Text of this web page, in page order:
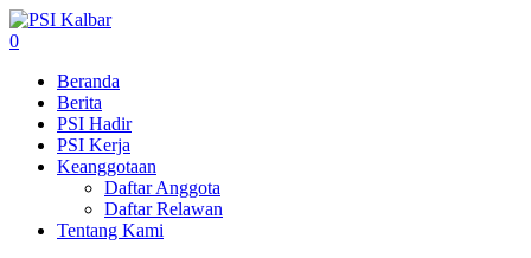
0
Beranda
Berita
PSI Hadir
PSI Kerja
Keanggotaan
Daftar Anggota
Daftar Relawan
Tentang Kami